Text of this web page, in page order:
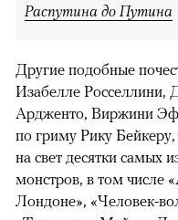
Распутина до Путина
Другие подобные
Изабелле Росселлини,
Ардженто, Виржини
по гриму Рику
на свет десятки самых
монстров, в том числе
Лондоне», «Человек-